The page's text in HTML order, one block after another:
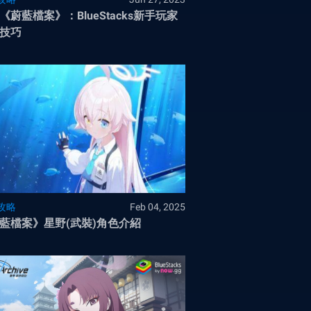
蔚藍檔案》：BlueStacks新手玩家
巧
略 Feb 04, 2025
檔案》星野(武裝)角色介紹